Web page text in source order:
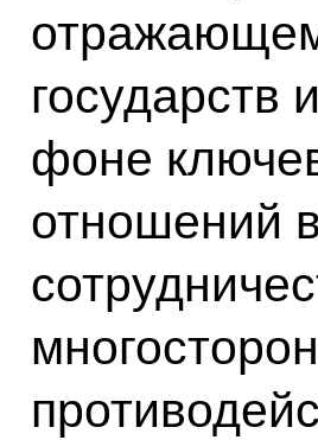
государств
фоне
отношений